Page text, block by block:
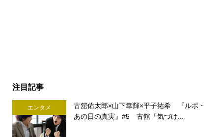
注目記事
エンタメ
古舘佑太郎×山下幸輝×平子祐希 『ルポ・
あの日の真実』#5 古舘「気づけ...